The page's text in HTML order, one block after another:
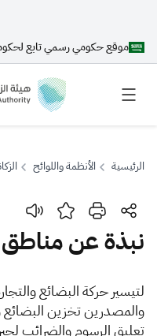
موقع حكومي رسمي تابع
بحث
اقتراحات
الرئيسية الأنظمة واللوائح
نبذة عن مناطق
​​لتيسير حركة البضائع
والمصدرين تخزين البضائع
تعليق الرسوم والضرائب